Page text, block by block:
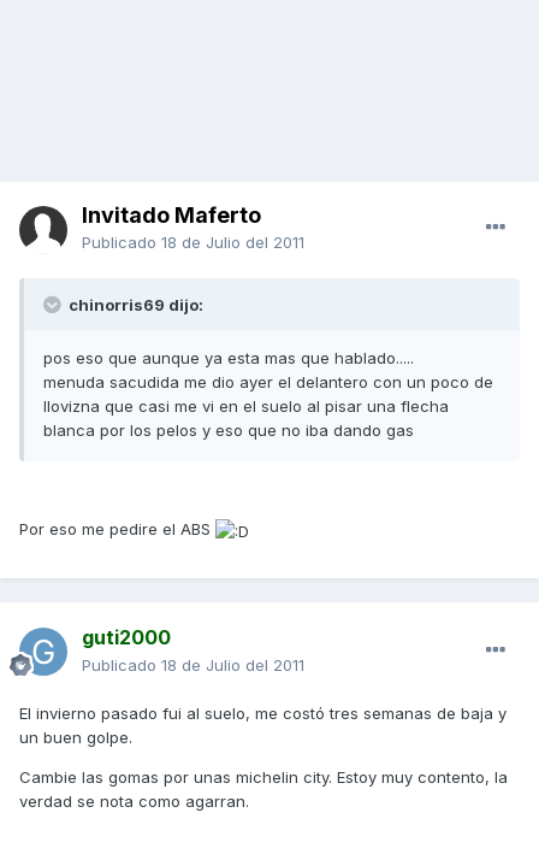
Invitado Maferto
Publicado 18 de Julio del 2011
chinorris69 dijo:
pos eso que aunque ya esta mas que hablado.....
menuda sacudida me dio ayer el delantero con un poco de
llovizna que casi me vi en el suelo al pisar una flecha
blanca por los pelos y eso que no iba dando gas
Por eso me pedire el ABS
guti2000
Publicado 18 de Julio del 2011
El invierno pasado fui al suelo, me costó tres semanas de baja y
un buen golpe.
Cambie las gomas por unas michelin city. Estoy muy contento, la
verdad se nota como agarran.